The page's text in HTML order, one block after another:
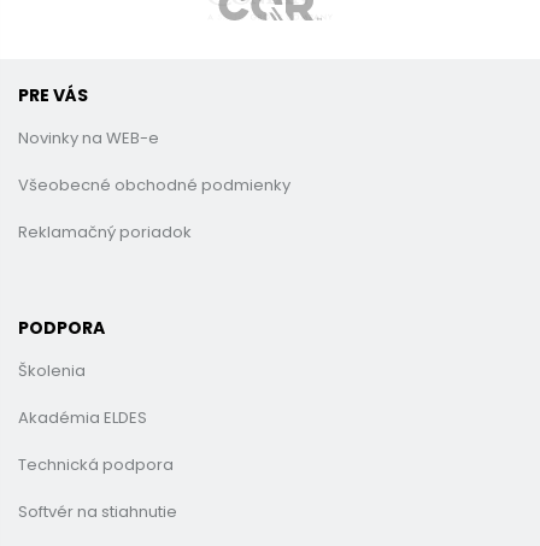
PRE VÁS
Novinky na WEB-e
Všeobecné obchodné podmienky
Reklamačný poriadok
PODPORA
Školenia
Akadémia ELDES
Technická podpora
Softvér na stiahnutie